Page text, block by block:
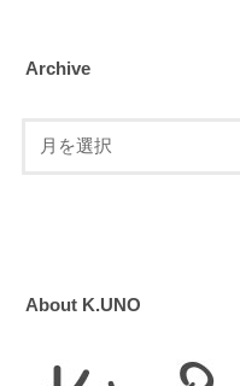
Archive
About K.UNO